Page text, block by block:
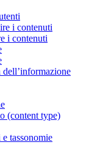
i contenuti
i contenuti
(content type)
tassonomie